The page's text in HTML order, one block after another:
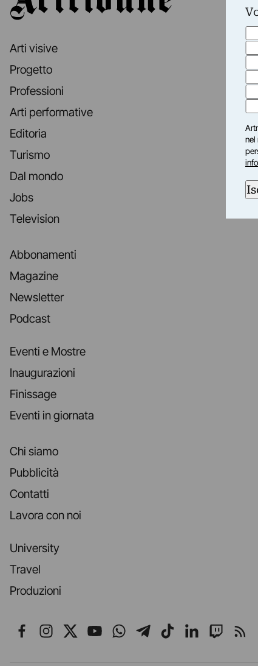
Arti visive
Progetto
Professioni
Arti performative
Editoria
Turismo
Dal mondo
Jobs
Television
Abbonamenti
Magazine
Newsletter
Podcast
Eventi e Mostre
Inaugurazioni
Finissage
Eventi in giornata
Chi siamo
Pubblicità
Contatti
Lavora con noi
University
Travel
Produzioni
Seguici su Facebook
Seguici su Instagram
Seguici su X
Seguici su YouTube
Seguici su WhatsApp
Seguici su
Seguici su
Seguici su
nel